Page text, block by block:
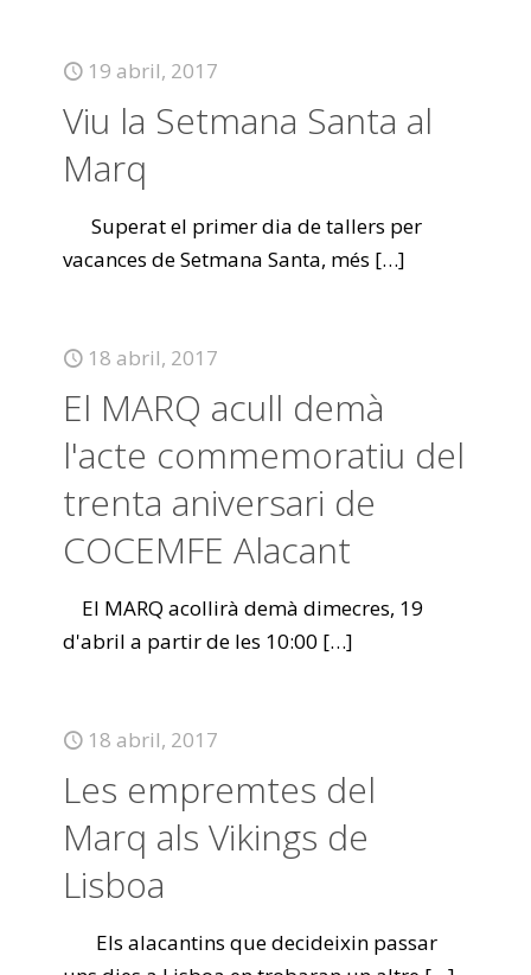
19 abril, 2017
Viu la Setmana Santa al
Marq
Superat el primer dia de tallers per
vacances de Setmana Santa, més […]
18 abril, 2017
El MARQ acull demà
l'acte commemoratiu del
trenta aniversari de
COCEMFE Alacant
El MARQ acollirà demà dimecres, 19
d'abril a partir de les 10:00 […]
18 abril, 2017
Les empremtes del
Marq als Vikings de
Lisboa
Els alacantins que decideixin passar